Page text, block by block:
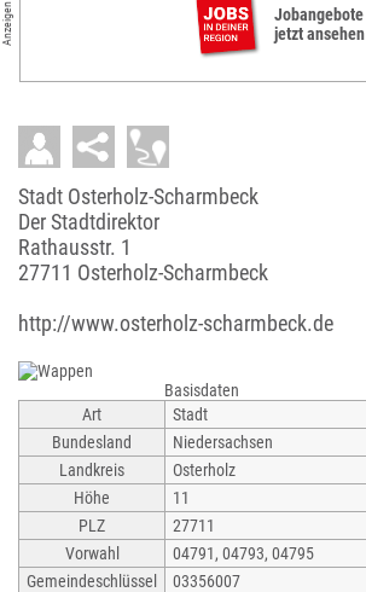
Anzeigen
Jobangebote
jetzt ansehen
Stadt Osterholz-Scharmbeck
Der Stadtdirektor
Rathausstr. 1
27711 Osterholz-Scharmbeck
http://www.osterholz-scharmbeck.de
Basisdaten
Art
Stadt
Bundesland
Niedersachsen
Landkreis
Osterholz
Höhe
11
PLZ
27711
Vorwahl
04791, 04793, 04795
Gemeindeschlüssel
03356007